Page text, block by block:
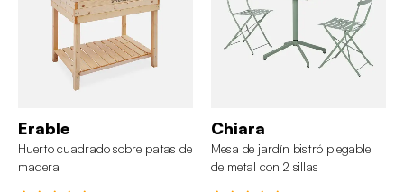
Erable
Huerto cuadrado sobre patas de
madera
Chiara
Mesa de jardín bistró plegable
de metal con 2 sillas